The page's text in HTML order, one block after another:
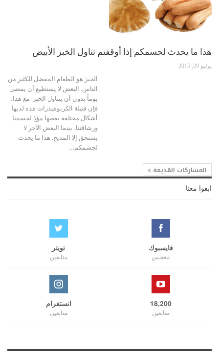
هذا ما يحدث لجسمكم إذا أوقفتم تناول الخبز الأبيض
يوليو 29, 2015
الخبز هو الطعام المفضل للكثير من
الناس. البعض لا يستطيع أن يمضي
يوماً بدون أن يتناول الخبز. مع هذا،
فإن قنبلة الكربوهيدرات هذه لديها
أشكال مختلفة بعضها مؤذٍ لجسمنا
ورشاقتنا، بينما البعض الآخر لا
يستحق إلا المديح. هذا ما يحدث
لجسمكم…
المشاركات القديمة
ابقوا معنا
فايسبوك
معجبين
تويتر
متابعين
18,200
متابعين
انستغرام
متابعين